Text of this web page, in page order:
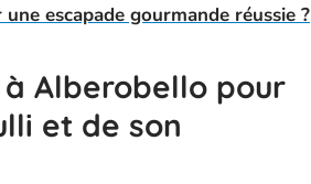
escapade gourmande réussie ?
Alberobello pour
et de son